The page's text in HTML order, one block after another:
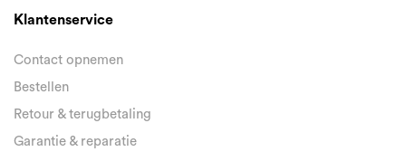
Klantenservice
Contact opnemen
Bestellen
Retour & terugbetaling
Garantie & reparatie